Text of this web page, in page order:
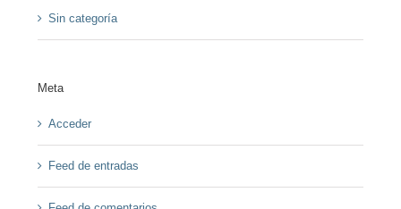
Sin categoría
Meta
Acceder
Feed de entradas